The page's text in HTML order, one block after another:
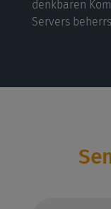
denkbaren
Servers